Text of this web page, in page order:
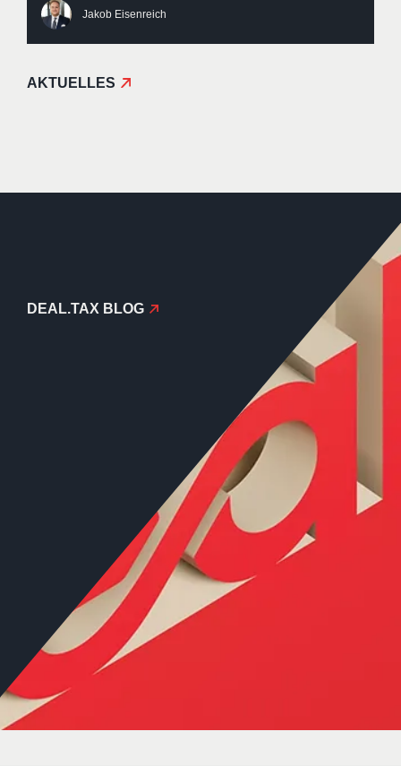
Jakob Eisenreich
AKTUELLES
DEAL​.TAX BLOG